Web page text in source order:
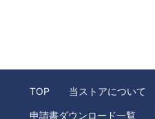
TOP 当ストアについて
申請書ダウンロード一覧